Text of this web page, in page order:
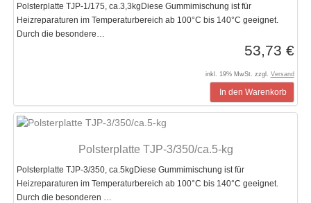
Polsterplatte TJP-1/175, ca.3,3kgDiese Gummimischung ist für
Heizreparaturen im Temperaturbereich ab 100°C bis 140°C geeignet.
Durch die besondere…
53,73 €
inkl. 19% MwSt. zzgl. Versand
In den Warenkorb
Polsterplatte TJP-3/350/ca.5-kg
Polsterplatte TJP-3/350, ca.5kgDiese Gummimischung ist für
Heizreparaturen im Temperaturbereich ab 100°C bis 140°C geeignet.
Durch die besonderen …